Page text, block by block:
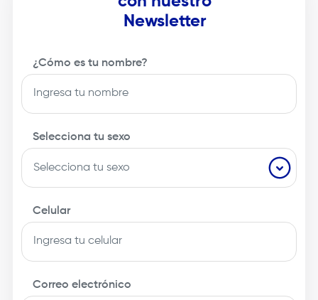
Newsletter
¿Cómo es tu nombre?
Selecciona tu sexo
Celular
Correo electrónico